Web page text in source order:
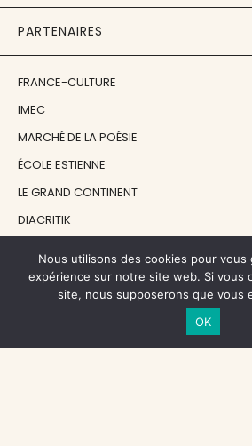
PARTENAIRES
FRANCE-CULTURE
IMEC
MARCHÉ DE LA POÉSIE
ÉCOLE ESTIENNE
LE GRAND CONTINENT
DIACRITIK
NOS SOUTIENS
CENTRE NATIONAL DU LIVRE
Nous utilisons des cookies pour vous
expérience sur notre site web. Si vous
site, nous supposerons que vous
OK